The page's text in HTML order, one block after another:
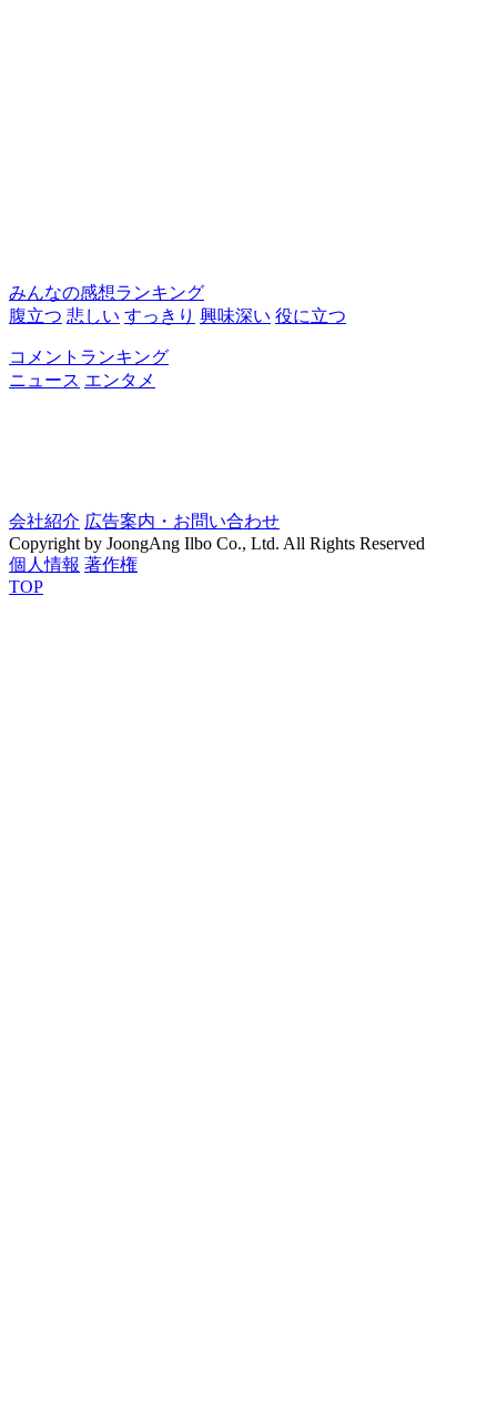
みんなの感想ランキング
腹立つ 悲しい すっきり 興味深い 役に立つ
コメントランキング
ニュース エンタメ
会社紹介 広告案内・お問い合わせ
Copyright by JoongAng Ilbo Co., Ltd. All Rights Reserved
個人情報 著作権
TOP